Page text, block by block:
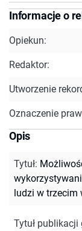
Informacje o
Opiekun:
Redaktor:
Utworzenie
Oznaczenie
Opis
Tytuł:
ludzi w trzecim
Tytuł publikacji